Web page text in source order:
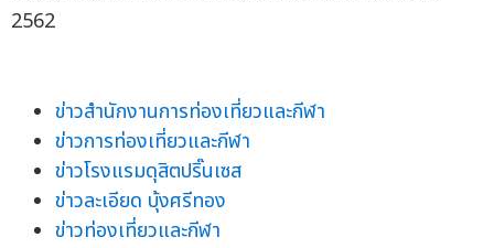
ข่าวสำนักงานการท่องเที่ยวและกีฬา
ข่าวการท่องเที่ยวและกีฬา
ข่าวโรงแรมดุสิตปริ๊นเซส
ข่าวละเอียด บุ้งศรีทอง
ข่าวท่องเที่ยวและกีฬา